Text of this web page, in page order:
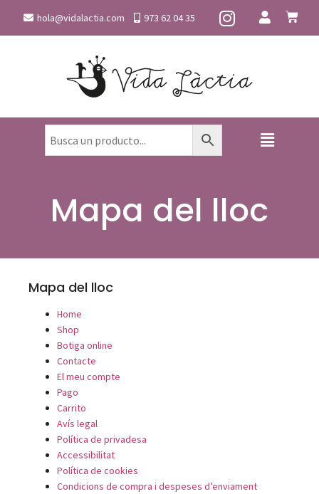
hola@vidalactia.com 973 62 04 35
Mapa del lloc
Mapa del lloc
Home
Shop
Botiga online
Contacte
El meu compte
Pago
Carrito
Avís legal
Política de privadesa
Accessibilitat
Política de cookies
Condicions de compra i despeses d’enviament